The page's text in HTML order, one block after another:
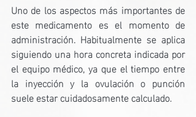
Uno de los aspectos más importantes de
este medicamento es el momento de
administración. Habitualmente se aplica
siguiendo una hora concreta indicada por
el equipo médico, ya que el tiempo entre
la inyección y la ovulación o punción
suele estar cuidadosamente calculado.